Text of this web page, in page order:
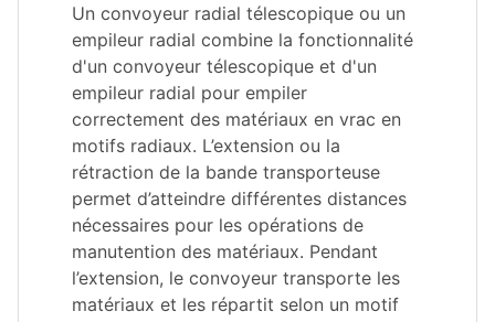
Un convoyeur radial télescopique ou un
empileur radial combine la fonctionnalité
d'un convoyeur télescopique et d'un
empileur radial pour empiler
correctement des matériaux en vrac en
motifs radiaux. L’extension ou la
rétraction de la bande transporteuse
permet d’atteindre différentes distances
nécessaires pour les opérations de
manutention des matériaux. Pendant
l’extension, le convoyeur transporte les
matériaux et les répartit selon un motif